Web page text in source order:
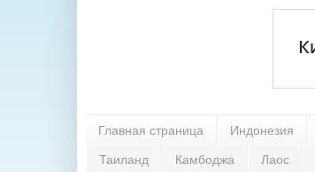
Главная страница Индонезия
Таиланд Камбоджа Лаос